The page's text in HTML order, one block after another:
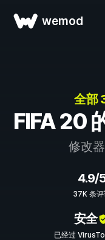
wemod
全部
FIFA 20
修改
4.9/
37K 条
安全
已经过